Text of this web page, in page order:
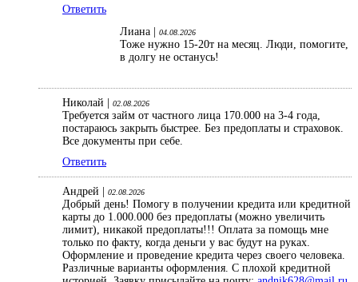
Ответить
Лиана |
04.08.2026
Тоже нужно 15-20т на месяц. Люди, помогите,
в долгу не останусь!
Николай | 02.08.2026
Требуется займ от частного лица 170.000 на 3-4 года,
постараюсь закрыть быстрее. Без предоплаты и страховок.
Все документы при себе.
Ответить
Андрей | 02.08.2026
Добрый день! Помогу в получении кредита или кредитной
карты до 1.000.000 без предоплаты (можно увеличить
лимит), никакой предоплаты!!! Оплата за помощь мне
только по факту, когда деньги у вас будут на руках.
Оформление и проведение кредита через своего человека.
Различные варианты оформления. С плохой кредитной